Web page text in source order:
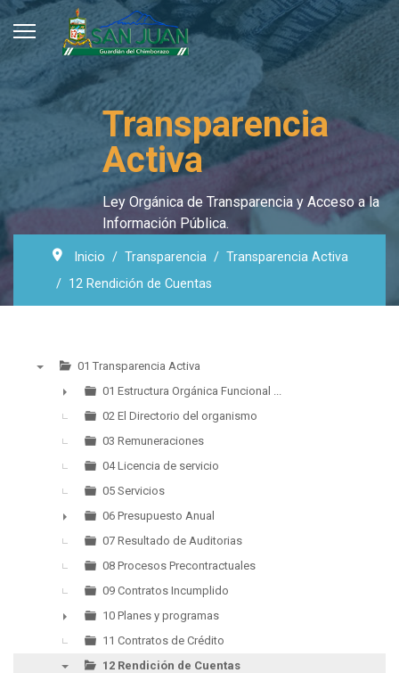
Transparencia
Activa
Ley Orgánica de Transparencia y Acceso a la
Información Pública.
Inicio Transparencia
Transparencia Activa
12 Rendición de Cuentas
01 Transparencia Activa
►
01 Estructura Orgánica Funcional ...
02 El Directorio del organismo
03 Remuneraciones
04 Licencia de servicio
05 Servicios
►
06 Presupuesto Anual
07 Resultado de Auditorias
08 Procesos Precontractuales
09 Contratos Incumplido
►
10 Planes y programas
11 Contratos de Crédito
12 Rendición de Cuentas